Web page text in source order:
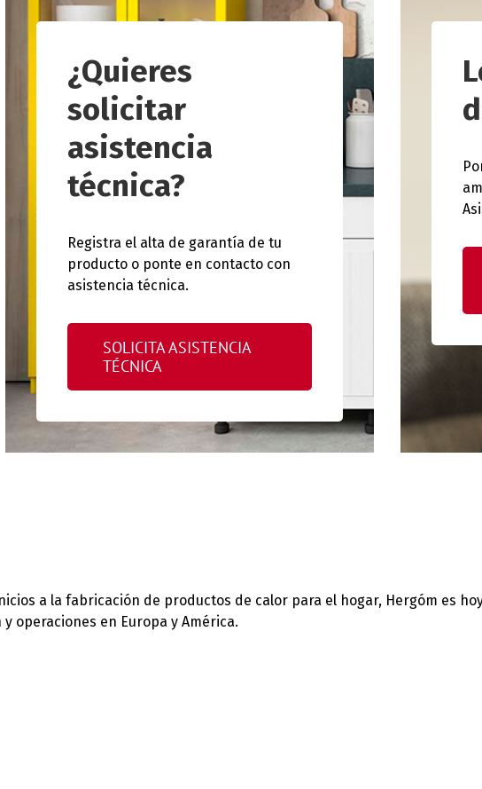
¿Quieres
solicitar
asistencia
técnica?
Registra el alta de garantía de tu
producto o ponte en contacto con
asistencia técnica.
SOLICITA ASISTENCIA
TÉCNICA
a la fabricación de productos de calor para el hogar, Hergóm es
operaciones en Europa y América.